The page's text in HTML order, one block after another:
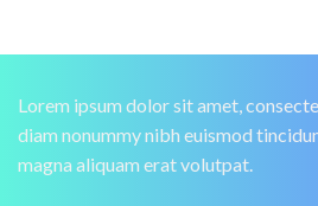
Lorem ipsum dolor sit amet,
diam nonummy nibh euismod
magna aliquam erat volutpat.